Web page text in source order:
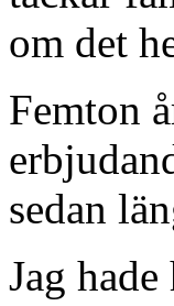
om det
Femton
sedan
Jag